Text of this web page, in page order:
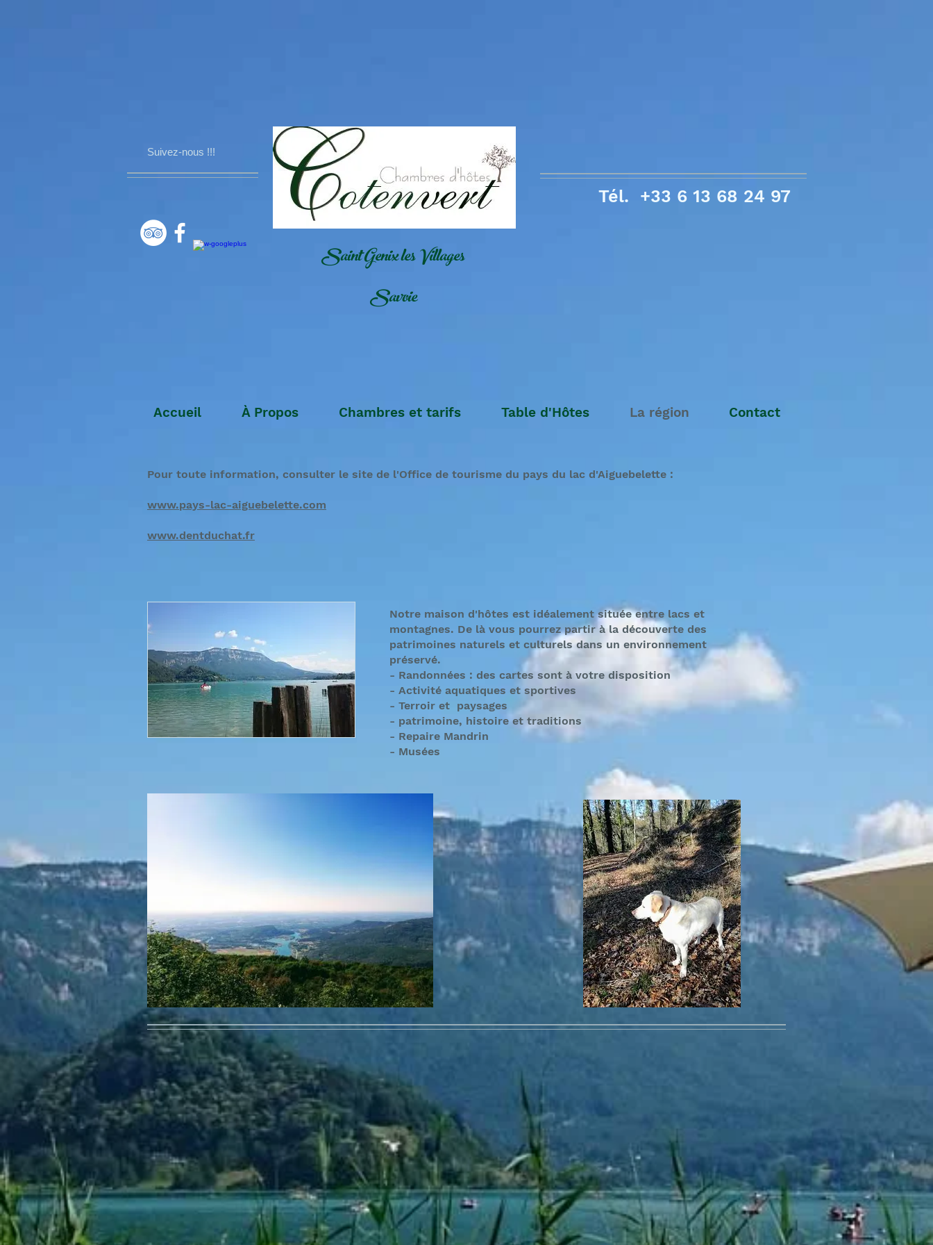
Saint Genix les Villages
Savoie
Suivez-nous !!!
Tél. +33 6 13 68 24 97
Accueil À Propos Chambres et tarifs Table d'Hôtes La région Contact
Pour toute information, consulter le site de l'Office de tourisme du pays du lac d'Aiguebelette :
www.pays-lac-aiguebelette.com
www.dentduchat.fr
Notre maison d'hôtes est idéalement située entre lacs et
montagnes. De là vous pourrez partir à la découverte des
patrimoines naturels et culturels dans un environnement
préservé.
- Randonnées : des cartes sont à votre disposition
- Activité aquatiques et sportives
- Terroir et paysages
- patrimoine, histoire et traditions
- Repaire Mandrin
- Musées